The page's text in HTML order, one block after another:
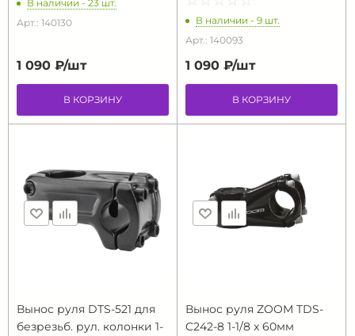
В наличии - 23 шт.
Арт.: 140130
1 090 ₽/шт
В КОРЗИНУ
В наличии - 9 шт.
Арт.: 140093
1 090 ₽/шт
В КОРЗИНУ
Вынос руля DTS-521 для
безрезьб. рул. колонки 1-
Вынос руля ZOOM TDS-
C242-8 1-1/8 x 60мм